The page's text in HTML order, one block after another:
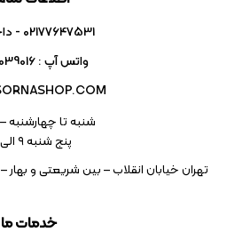
خدمات ما
02177647531 - داخلی ۱۰۲
واتس آپ : 09301039016
شنبه تا چهارشنبه – ۹ الی
پنج شنبه ۹ الی 13
تهران خیابان انقلاب – بین شریعتی و